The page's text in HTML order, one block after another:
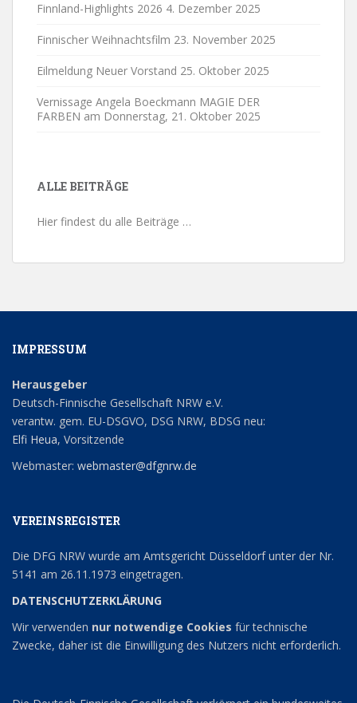
Finnland-Highlights 2026 4. Dezember 2025
Finnischer Weihnachtsfilm 23. November 2025
Eilmeldung Neuer Vorstand 25. Oktober 2025
Vernissage Angela Boeckmann MAGIE DER
FARBEN am Donnerstag, 21. Oktober 2025
ALLE BEITRÄGE
Hier findest du alle Beiträge …
IMPRESSUM
Herausgeber
Deutsch-Finnische Gesellschaft NRW e.V.
verantw. gem. EU-DSGVO, DSG NRW, BDSG neu:
Elfi Heua, Vorsitzende
Webmaster: webmaster@dfgnrw.de
VEREINSREGISTER
Die DFG NRW wurde am Amtsgericht Düsseldorf unter der Nr.
5141 am 26.11.1973 eingetragen.
DATENSCHUTZERKLÄRUNG
Wir verwenden nur notwendige Cookies für technische
Zwecke, daher ist die Einwilligung des Nutzers nicht erforderlich.